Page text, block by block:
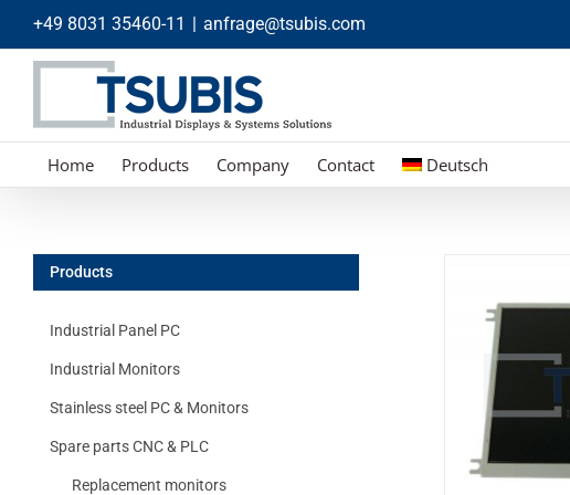
content
+49 8031 35460-11 | anfrage@tsubis.com
Home Products Company Contact Deutsch
Products
Industrial Panel PC
Industrial Monitors
Stainless steel PC & Monitors
Spare parts CNC & PLC
Replacement monitors